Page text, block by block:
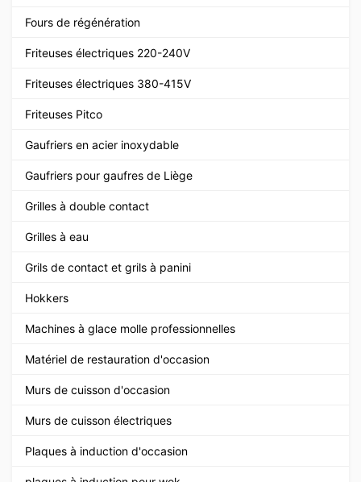
Fours de régénération
Friteuses électriques 220-240V
Friteuses électriques 380-415V
Friteuses Pitco
Gaufriers en acier inoxydable
Gaufriers pour gaufres de Liège
Grilles à double contact
Grilles à eau
Grils de contact et grils à panini
Hokkers
Machines à glace molle professionnelles
Matériel de restauration d'occasion
Murs de cuisson d'occasion
Murs de cuisson électriques
Plaques à induction d'occasion